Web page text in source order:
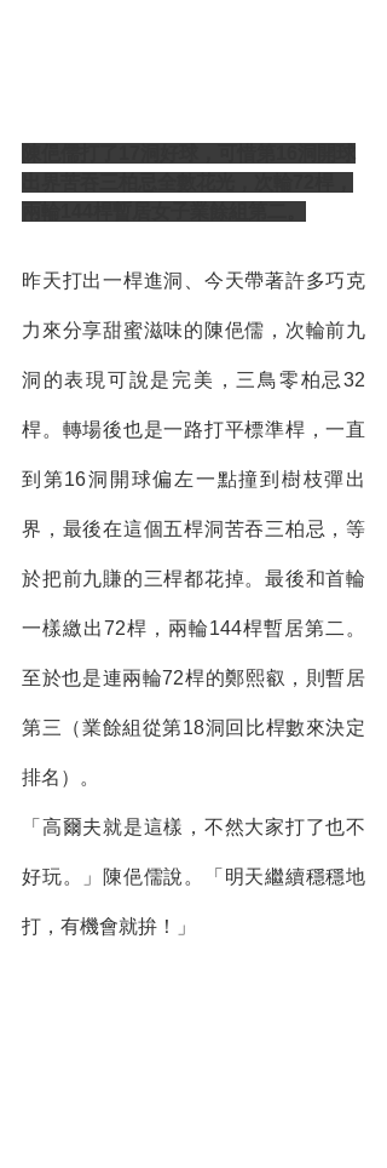
昨天打出一桿進洞、今天帶著許多巧克
力來分享甜蜜滋味的陳俋儒，次輪前九
洞的表現可說是完美，三鳥零柏忌32
桿。轉場後也是一路打平標準桿，一直
到第16洞開球偏左一點撞到樹枝彈出
界，最後在這個五桿洞苦吞三柏忌，等
於把前九賺的三桿都花掉。最後和首輪
一樣繳出72桿，兩輪144桿暫居第二。
至於也是連兩輪72桿的鄭熙叡，則暫居
第三（業餘組從第18洞回比桿數來決定
排名）。
「高爾夫就是這樣，不然大家打了也不
好玩。」陳俋儒說。「明天繼續穩穩地
打，有機會就拚！」